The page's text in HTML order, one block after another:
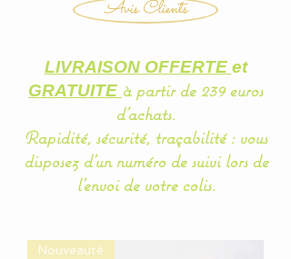
Avis Clients
LIVRAISON OFFERTE et
GRATUITE à partir de 239 euros
d'achats.
Rapidité, sécurité, traçabilité : vous
disposez d'un numérode suivi lors de
l'envoi de votre colis.
Nouveauté